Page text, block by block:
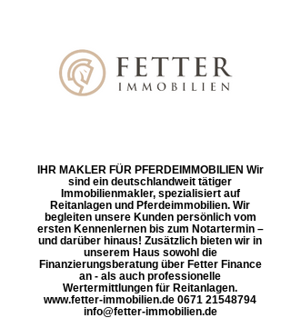
IHR MAKLER FÜR PFERDEIMMOBILIEN Wir
sind ein deutschlandweit tätiger
Immobilienmakler, spezialisiert auf
Reitanlagen und Pferdeimmobilien. Wir
begleiten unsere Kunden persönlich vom
ersten Kennenlernen bis zum Notartermin –
und darüber hinaus! Zusätzlich bieten wir in
unserem Haus sowohl die
Finanzierungsberatung über Fetter Finance
an - als auch professionelle
Wertermittlungen für Reitanlagen.
www.fetter-immobilien.de 0671 21548794
info@fetter-immobilien.de